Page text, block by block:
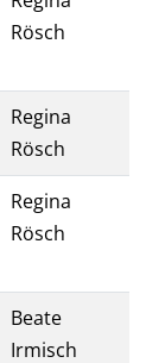
Rösch
Regina
Rösch
Regina
Rösch
Beate
Irmisch